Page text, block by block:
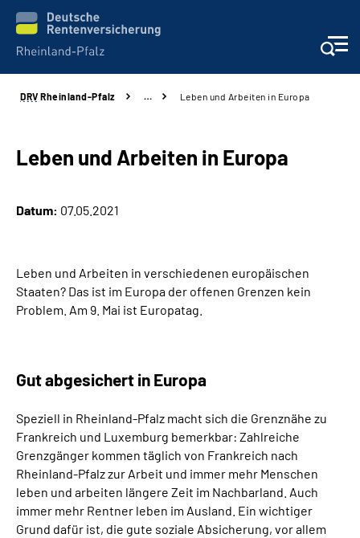
Unsere Leistungen
Beratung
Presse
Inhalte in Gebärdensprache (DGS)
Leichte Sprache
Suche
Mein Kundenportal
DRV Rheinland-Pfalz … Leben und Arbeiten in Europa
Leben und Arbeiten in Europa
Datum: 07.05.2021
Leben und Arbeiten in verschiedenen europäischen
Staaten? Das ist im Europa der offenen Grenzen kein
Problem. Am 9. Mai ist Europatag.
Gut abgesichert in Europa
Speziell in Rheinland-Pfalz macht sich die Grenznähe zu
Frankreich und Luxemburg bemerkbar: Zahlreiche
Grenzgänger kommen täglich von Frankreich nach
Rheinland-Pfalz zur Arbeit und immer mehr Menschen
leben und arbeiten längere Zeit im Nachbarland. Auch
immer mehr Rentner leben im Ausland. Ein wichtiger
Grund dafür ist, die gute soziale Absicherung, vor allem